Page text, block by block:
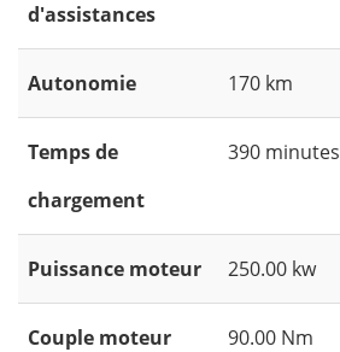
d'assistances
Autonomie 170 km
Temps de
chargement
390 minutes
Puissance moteur 250.00 kw
Couple moteur 90.00 Nm